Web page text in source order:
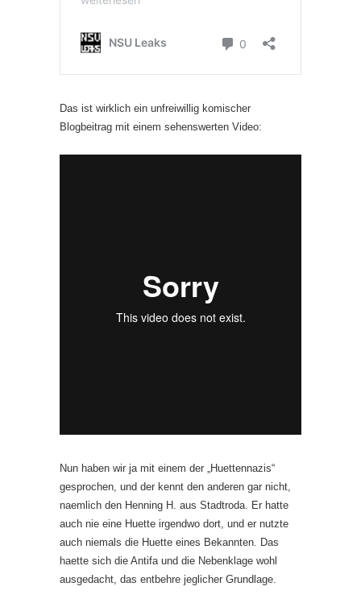
Das ist wirklich ein unfreiwillig komischer
Blogbeitrag mit einem sehenswerten Video:
Nun haben wir ja mit einem der „Huettennazis“
gesprochen, und der kennt den anderen gar nicht,
naemlich den Henning H. aus Stadtroda. Er hatte
auch nie eine Huette irgendwo dort, und er nutzte
auch niemals die Huette eines Bekannten. Das
haette sich die Antifa und die Nebenklage wohl
ausgedacht, das entbehre jeglicher Grundlage.